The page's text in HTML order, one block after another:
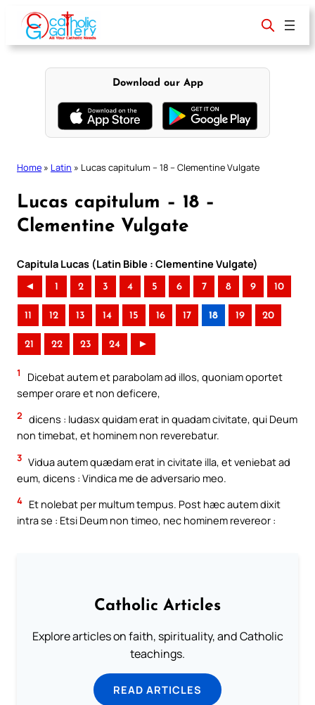
content
Download our App
Home » Latin » Lucas capitulum – 18 – Clementine Vulgate
Lucas capitulum – 18 –
Clementine Vulgate
Capitula Lucas (Latin Bible : Clementine Vulgate)
◄ 1 2 3 4 5 6 7 8 9 10
11 12 13 14 15 16 17 18 19 20
21 22 23 24 ►
1
Dicebat autem et parabolam ad illos, quoniam oportet
semper orare et non deficere,
2 dicens : Iudasx quidam erat in quadam civitate, qui Deum
non timebat, et hominem non reverebatur.
3 Vidua autem quædam erat in civitate illa, et veniebat ad
eum, dicens : Vindica me de adversario meo.
4 Et nolebat per multum tempus. Post hæc autem dixit
intra se : Etsi Deum non timeo, nec hominem revereor :
Catholic Articles
Explore articles on faith, spirituality, and Catholic
teachings.
READ ARTICLES